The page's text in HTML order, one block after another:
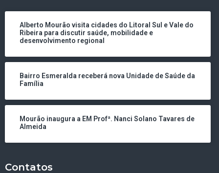
Alberto Mourão visita cidades do Litoral Sul e Vale do
Ribeira para discutir saúde, mobilidade e
desenvolvimento regional
Bairro Esmeralda receberá nova Unidade de Saúde da
Família
Mourão inaugura a EM Profª. Nanci Solano Tavares de
Almeida
Contatos